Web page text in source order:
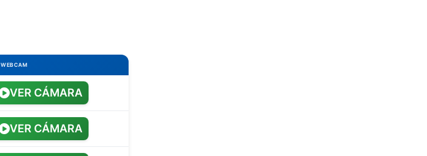
WEBCAM
VER CÁMARA
VER CÁMARA